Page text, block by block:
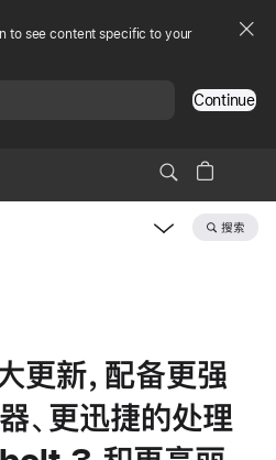
to see content specific to your
Continue
搜索
更新，配备更强
、更迅捷的处理